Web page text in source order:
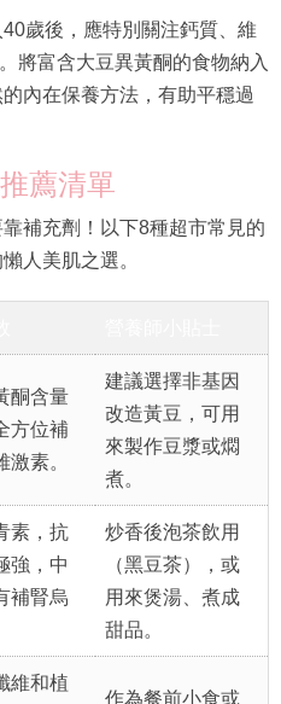
歲後，應特別關注鈣質、維
將富含大豆異黃酮的食物納入
內在保養方法，有助平穩過
薦清單
補充劑！以下8種超市常見的
人美肌之選。
酮含量
方位補
激素。
建議選擇非基因
改造黃豆，可用
來製作豆漿或燜
煮。
素，抗
強，中
補腎烏
炒香後泡茶飲用
（黑豆茶），或
用來煲湯、煮成
甜品。
維和植
作為餐前小食或